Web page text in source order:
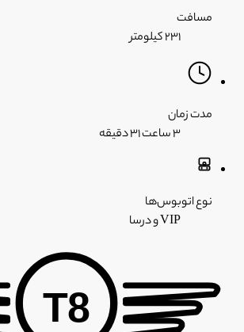
مسافت
۲۳۱ کیلومتر
مدت زمان
۳ ساعت
۳۱ دقیقه
نوع اتوبوس‌ها
VIP و درسا
T8